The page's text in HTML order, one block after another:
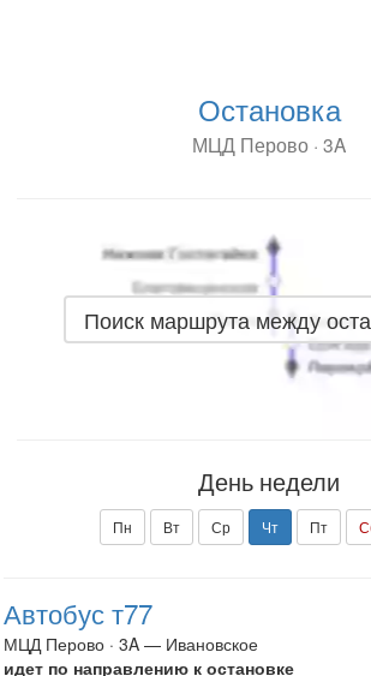
Остановка
МЦД Перово · 3A
Поиск маршрута между
День недели
Пн Вт Ср Чт Пт
Автобус т77
МЦД Перово · 3A — Ивановское
идет по направлению к остановке